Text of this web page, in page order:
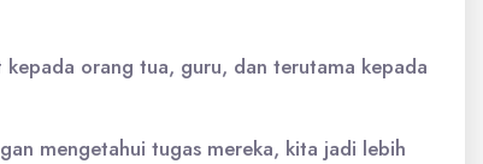
orang tua, guru, dan terutama kepada
mengetahui tugas mereka, kita jadi lebih